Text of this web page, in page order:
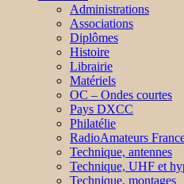
Administrations
Associations
Diplômes
Histoire
Librairie
Matériels
OC – Ondes courtes
Pays DXCC
Philatélie
RadioAmateurs
Technique, antennes
Technique, UHF et
Technique, montages